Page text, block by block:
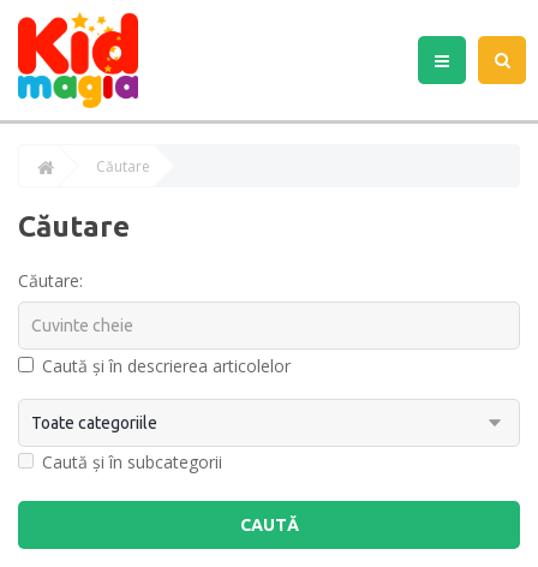
Căutare
Căutare
Căutare:
Caută și în descrierea articolelor
Caută și în subcategorii